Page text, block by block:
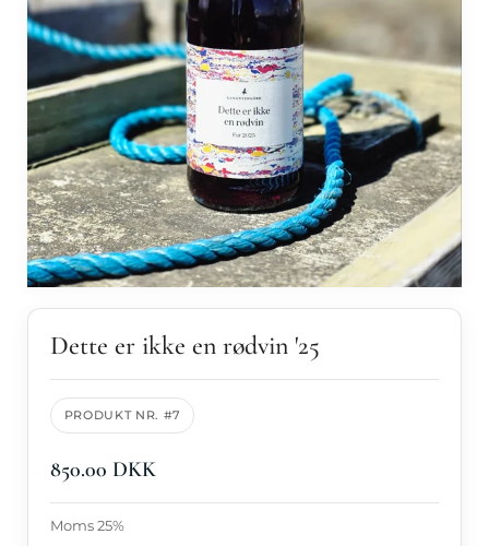
Kontakt
Dette er ikke en rødvin '25
PRODUKT NR. #7
850.00 DKK
Moms 25%